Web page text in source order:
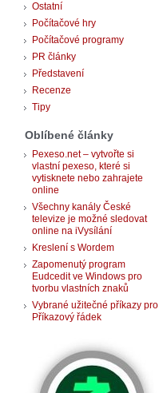
Ostatní
Počítačové hry
Počítačové programy
PR články
Představení
Recenze
Tipy
Oblíbené články
Pexeso.net – vytvořte si
vlastní pexeso, které si
vytisknete nebo zahrajete
online
Všechny kanály České
televize je možné sledovat
online na iVysílání
Kreslení s Wordem
Zapomenutý program
Eudcedit ve Windows pro
tvorbu vlastních znaků
Vybrané užitečné příkazy pro
Příkazový řádek